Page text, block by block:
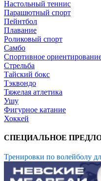
Настольный теннис
Парашютный спорт
Пейнтбол
Плавание
Роликовый спорт
Самбо
Спортивное
Стрельба
Тайский бокс
Тэквондо
Тяжелая атлетика
Ушу
Фигурное катание
Хоккей
СПЕЦИАЛЬНОЕ
Тренировки по волейболу